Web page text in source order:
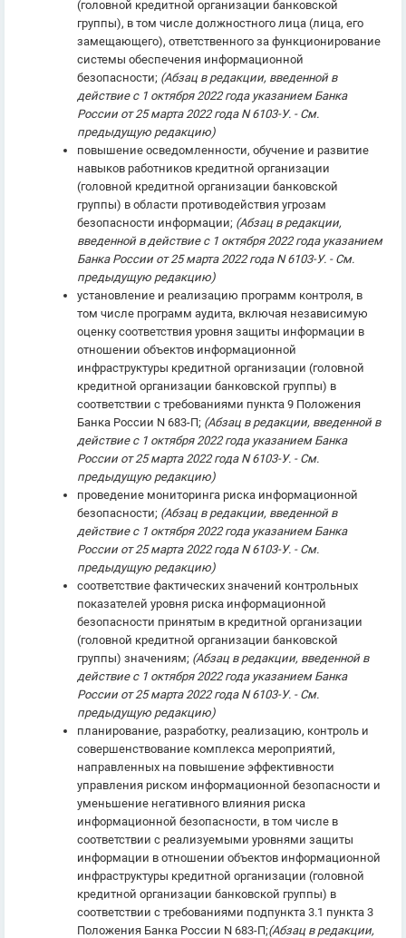
(головной кредитной организации банковской
группы), в том числе должностного лица (лица, его
замещающего), ответственного за функционирование
системы обеспечения информационной
безопасности; (Абзац в редакции, введенной в
действие с 1 октября 2022 года указанием Банка
России от 25 марта 2022 года N 6103-У. - См.
предыдущую редакцию)
повышение осведомленности, обучение и развитие
навыков работников кредитной организации
(головной кредитной организации банковской
группы) в области противодействия угрозам
безопасности информации; (Абзац в редакции,
введенной в действие с 1 октября 2022 года указанием
Банка России от 25 марта 2022 года N 6103-У. - См.
предыдущую редакцию)
установление и реализацию программ контроля, в
том числе программ аудита, включая независимую
оценку соответствия уровня защиты информации в
отношении объектов информационной
инфраструктуры кредитной организации (головной
кредитной организации банковской группы) в
соответствии с требованиями пункта 9 Положения
Банка России N 683-П; (Абзац в редакции, введенной в
действие с 1 октября 2022 года указанием Банка
России от 25 марта 2022 года N 6103-У. - См.
предыдущую редакцию)
проведение мониторинга риска информационной
безопасности; (Абзац в редакции, введенной в
действие с 1 октября 2022 года указанием Банка
России от 25 марта 2022 года N 6103-У. - См.
предыдущую редакцию)
соответствие фактических значений контрольных
показателей уровня риска информационной
безопасности принятым в кредитной организации
(головной кредитной организации банковской
группы) значениям; (Абзац в редакции, введенной в
действие с 1 октября 2022 года указанием Банка
России от 25 марта 2022 года N 6103-У. - См.
предыдущую редакцию)
планирование, разработку, реализацию, контроль и
совершенствование комплекса мероприятий,
направленных на повышение эффективности
управления риском информационной безопасности и
уменьшение негативного влияния риска
информационной безопасности, в том числе в
соответствии с реализуемыми уровнями защиты
информации в отношении объектов информационной
инфраструктуры кредитной организации (головной
кредитной организации банковской группы) в
соответствии с требованиями подпункта 3.1 пункта 3
Положения Банка России N 683-П;(Абзац в редакции,